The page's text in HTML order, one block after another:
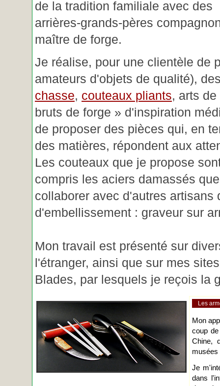
de la tradition familiale avec des
arrières-grands-pères
maître de forge.
Je réalise, pour une clientèle de
amateurs d'objets de qualité),
chasse, couteaux pliants, arts
bruts de forge » d'inspiration
de proposer des pièces qui, en
des matières, répondent aux
Les couteaux que je propose
compris les aciers damassés
collaborer avec d'autres artisans
d'embellissement : graveur sur
Mon travail est présenté sur
l'étranger, ainsi que sur mes
Blades, par lesquels je reçois la
Les
Mon
coup
Chine,
musées
Je
dans